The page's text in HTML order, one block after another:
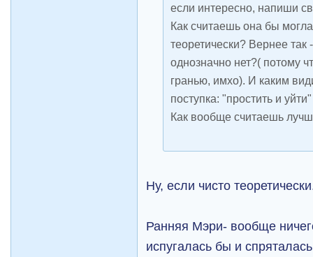
если интересно, напиши
Как считаешь она бы
теоретически? Вернее так
однозначно нет?( потому
гранью, имхо). И каким
поступка: "простить и
Как вообще считаешь
Ну, если чисто
Ранняя Мэри- вообще
испугалась бы и